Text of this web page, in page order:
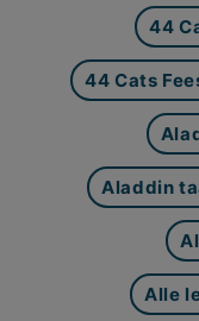
44
44 Cats
Aladdin
Alle